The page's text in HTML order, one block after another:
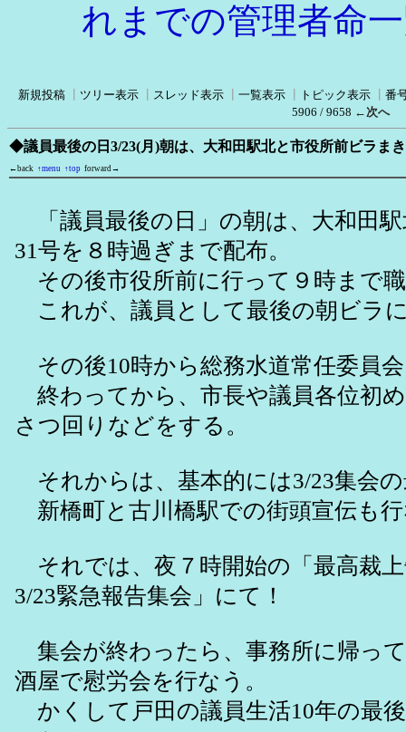
れまでの管理者命
新規投稿 ツリー表示 スレッド表示 一覧表示 トピック表示
番
5906 / 9658 ←次へ
◆議員最後の日3/23(月)朝は、大和田駅北と市役所前ビラま
←back ↑menu ↑top forward→
「議員最後の日」の朝は、大和田
31号を８時過ぎまで配布。
その後市役所前に行って９時まで
これが、議員として最後の朝ビラ
その後10時から総務水道常任委員
終わってから、市長や議員各位初
さつ回りなどをする。
それからは、基本的には3/23集会
新橋町と古川橋駅での街頭宣伝も
それでは、夜７時開始の「最高裁
3/23緊急報告集会」にて！
集会が終わったら、事務所に帰っ
酒屋で慰労会を行なう。
かくして戸田の議員生活10年の最